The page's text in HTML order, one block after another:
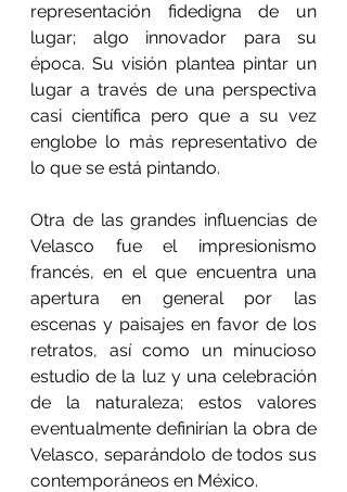
representación fidedigna de un
lugar; algo innovador para su
época. Su visión plantea pintar un
lugar a través de una perspectiva
casi científica pero que a su vez
englobe lo más representativo de
lo que se está pintando.
Otra de las grandes influencias de
Velasco fue el impresionismo
francés, en el que encuentra una
apertura en general por las
escenas y paisajes en favor de los
retratos, así como un minucioso
estudio de la luz y una celebración
de la naturaleza; estos valores
eventualmente definirían la obra de
Velasco, separándolo de todos sus
contemporáneos en México.